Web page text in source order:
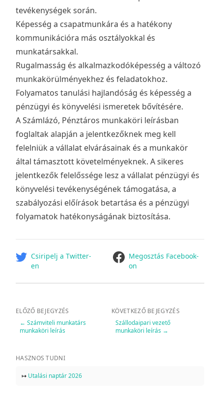
tevékenységek során.
Képesség a csapatmunkára és a hatékony
kommunikációra más osztályokkal és
munkatársakkal.
Rugalmasság és alkalmazkodóképesség a változó
munkakörülményekhez és feladatokhoz.
Folyamatos tanulási hajlandóság és képesség a
pénzügyi és könyvelési ismeretek bővítésére.
A Számlázó, Pénztáros munkaköri leírásban
foglaltak alapján a jelentkezőknek meg kell
felelniük a vállalat elvárásainak és a munkakör
által támasztott követelményeknek. A sikeres
jelentkezők felelőssége lesz a vállalat pénzügyi és
könyvelési tevékenységének támogatása, a
szabályozási előírások betartása és a pénzügyi
folyamatok hatékonyságának biztosítása.
Csiripelj a Twitter-
en
facebookMegosztás Facebook-
on
ELŐZŐ BEJEGYZÉS
← Számviteli munkatárs
munkaköri leírás
KÖVETKEZŐ BEJEGYZÉS
Szállodaipari vezető
munkaköri leírás →
HASZNOS TUDNI
↦ Utalási naptár 2026